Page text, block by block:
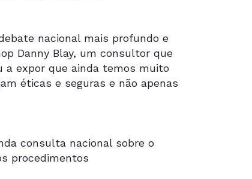
nacional mais profundo e
Danny Blay, um consultor que
a expor que ainda temos muito
éticas e seguras e não apenas
consulta nacional sobre o
procedimentos